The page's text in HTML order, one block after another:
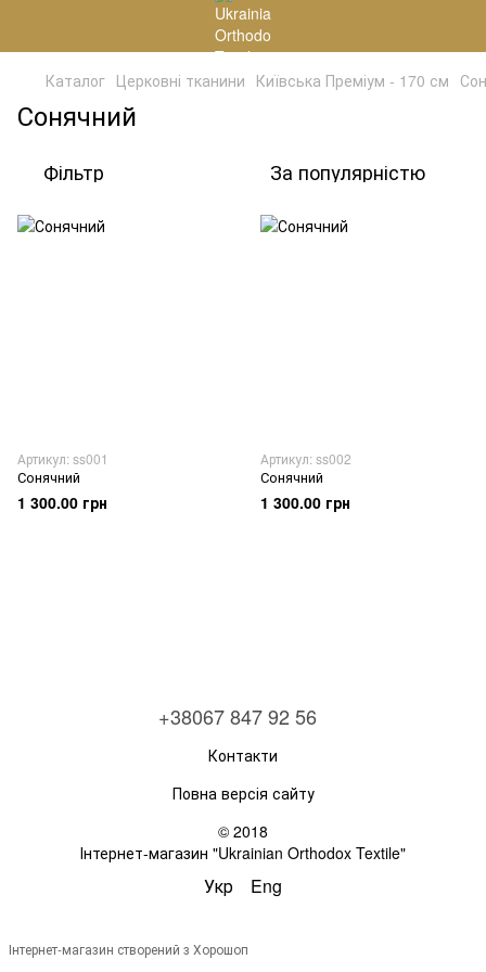
Каталог Церковні тканини Київська Преміум - 170 см
Сонячний
Фільтр За популярністю
Артикул: ss001
Сонячний
1 300.00 грн
Артикул: ss002
Сонячний
1 300.00 грн
+38067 847 92 56
Контакти
Повна версія сайту
© 2018
Інтернет-магазин "Ukrainian Orthodox Textile"
Укр Eng
Інтернет-магазин створений з Хорошоп